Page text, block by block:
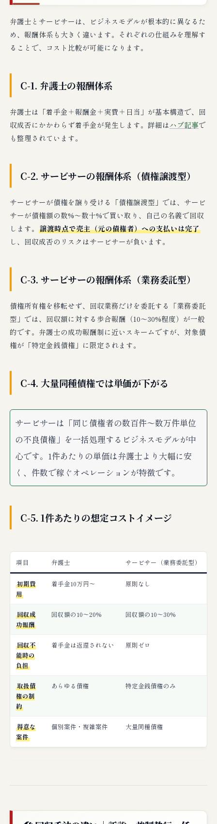
弁護士とサービサーは、ビジネスモデルが根本的に異なるた
め、報酬体系も大きく違います。それぞれの仕組みを理解す
ることで、コスト比較が可能になります。
C-1. 弁護士の報酬体系
弁護士は「着手金＋報酬金＋実費＋日当」が基本構造で、回
収成否にかかわらず着手金が発生します。詳細はハブ記事で
も整理されています。
C-2. サービサーの報酬体系（債権譲渡型）
サービサーが債権を譲り受ける「債権譲渡型」では、サービ
サーが債権額の数%〜数十%で買い取り、自己の名義で回収
します。 譲渡時点で売主（元の債権者）への支払いは完了
し、回収成否のリスクはサービサーが負います。
C-3. サービサーの報酬体系（業務委託型）
債権所有権を移転せず、回収業務だけを委託する「業務委託
型」では、回収額に対する歩合報酬（10〜30%程度）が一般
的です。弁護士の成功報酬制に近いスキームですが、対象債
権が「特定金銭債権」に限定されます。
C-4. 大量同種債権では単価が下がる
サービサーは「同じ債権者の数百件〜数万件単位
の不良債権」を一括処理するビジネスモデルが中
心です。1件あたりの単価は弁護士より大幅に安
く、件数で稼ぐオペレーションが特徴です。
C-5. 1件あたりの想定コストイメージ
項目 弁護士 サービサー（業務委託型）
初期費
用
着手金10万円〜 原則なし
回収成
功報酬
回収額の10〜20% 回収額の10〜30%
回収不
能時の
負担
着手金は返還されない 原則ゼロ
取扱債
権の制
約
あらゆる債権 特定金銭債権のみ
得意な
案件
個別案件・複雑案件 大量同種債権